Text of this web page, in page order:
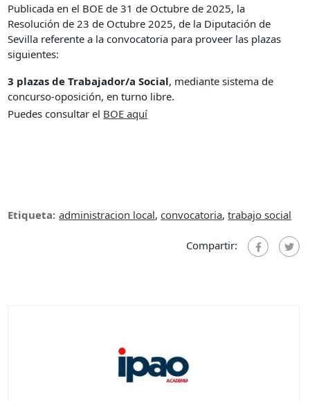
Publicada en el BOE de 31 de Octubre de 2025, la
Resolución de 23 de Octubre 2025, de la Diputación de
Sevilla referente a la convocatoria para proveer las plazas
siguientes:
3 plazas de Trabajador/a Social, mediante sistema de
concurso-oposición, en turno libre.
Puedes consultar el BOE aquí
Etiqueta: administracion local,convocatoria,trabajo social
Compartir: